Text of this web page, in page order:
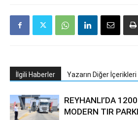
İlgili Haberler Yazarın Diğer İçerikleri
REYHANLI’DA
MODERN TIR